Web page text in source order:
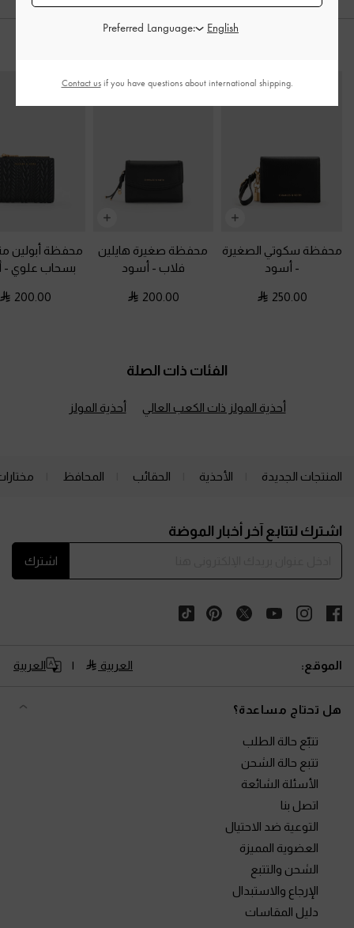
محفظة سكوتي الصغيرة
- أسود
250.00
محفظة صغيرة هايلين
فلاب - أسود
200.00
محفظة أبولين
بسحاب علوي -
200.00
الفئات ذات الصلة
أحذية المولز ذات الكعب العالي أحذية المولز
المنتجات الجديدة الأحذية الحقائب المحافظ
اشترك لتتابع آخر أخبار الموضة
اشترك
الموقع: العربية العربية
هل تحتاج مساعدة؟
تتبّع حالة الطلب
تتبع حالة الشحن
الأسئلة الشائعة
اتصل بنا
التوعية ضد الاحتيال
العضوية المميزة
الشحن والتتبع
الإرجاع والاستبدال
دليل المقاسات
Preferred Language:
Contact usif you have questions about international shipping.